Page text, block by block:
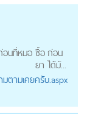
นที่หมอ ซื้อ
ยา
ก่อน
ได้มั...
ตามเคยครับ.aspx